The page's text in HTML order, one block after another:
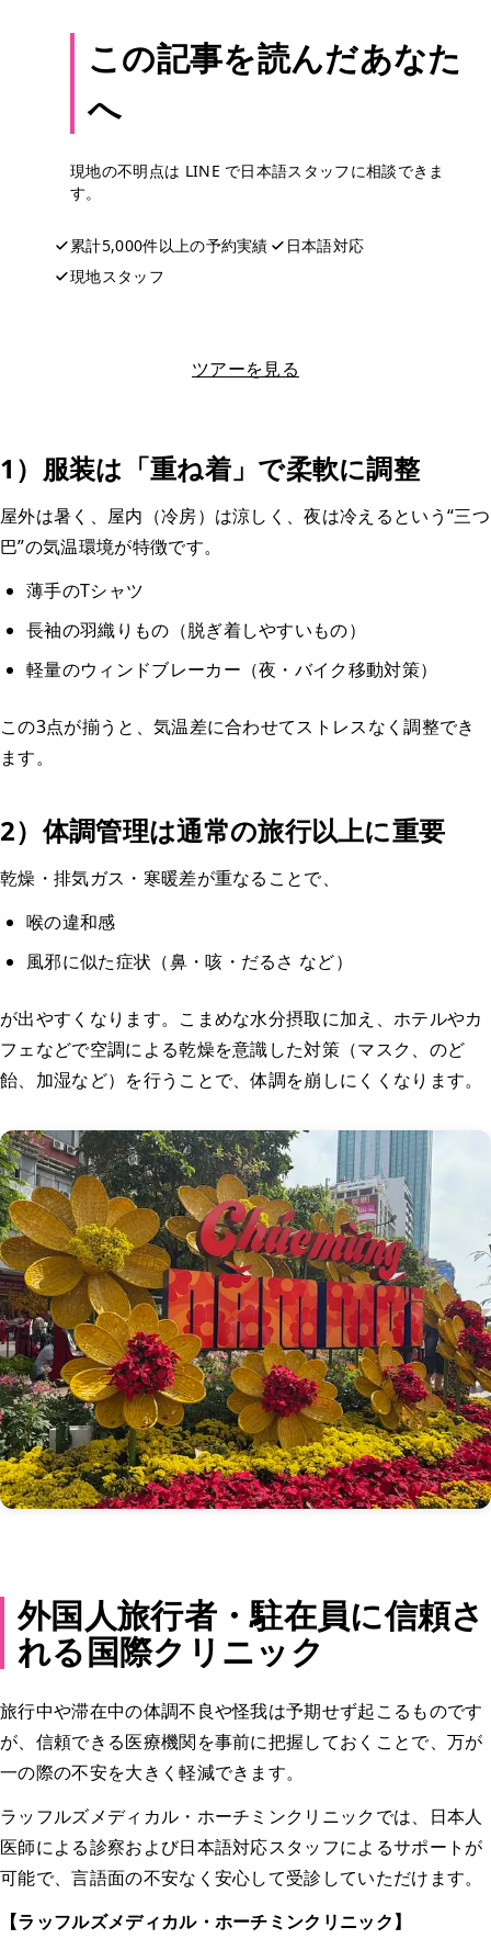
この記事を読んだあなた
へ
現地の不明点は LINE で日本語スタッフに相談できま
す。
累計5,000件以上の予約実績
日本語対応
現地スタッフ
ツアーを見る
1）服装は「重ね着」で柔軟に調整
屋外は暑く、屋内（冷房）は涼しく、夜は冷えるという“三つ
巴”の気温環境が特徴です。
薄手のTシャツ
長袖の羽織りもの（脱ぎ着しやすいもの）
軽量のウィンドブレーカー（夜・バイク移動対策）
この3点が揃うと、気温差に合わせてストレスなく調整でき
ます。
2）体調管理は通常の旅行以上に重要
乾燥・排気ガス・寒暖差が重なることで、
喉の違和感
風邪に似た症状（鼻・咳・だるさ など）
が出やすくなります。こまめな水分摂取に加え、ホテルやカ
フェなどで空調による乾燥を意識した対策（マスク、のど
飴、加湿など）を行うことで、体調を崩しにくくなります。
外国人旅行者・駐在員に信頼さ
れる国際クリニック
旅行中や滞在中の体調不良や怪我は予期せず起こるものです
が、信頼できる医療機関を事前に把握しておくことで、万が
一の際の不安を大きく軽減できます。
ラッフルズメディカル・ホーチミンクリニックでは、日本人
医師による診察および日本語対応スタッフによるサポートが
可能で、言語面の不安なく安心して受診していただけます。
【ラッフルズメディカル・ホーチミンクリニック】